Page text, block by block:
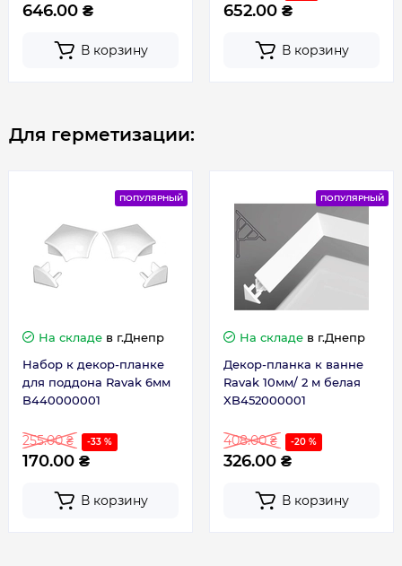
646.00 ₴
В корзину
652.00 ₴
В корзину
Для герметизации:
ПОПУЛЯРНЫЙ
На складе в г.Днепр
Набор к декор-планке
для поддона Ravak 6мм
B440000001
255.00 ₴ -33 %
170.00 ₴
В корзину
ПОПУЛЯРНЫЙ
На складе в г.Днепр
Декор-планка к ванне
Ravak 10мм/ 2 м белая
XB452000001
408.00 ₴ -20 %
326.00 ₴
В корзину